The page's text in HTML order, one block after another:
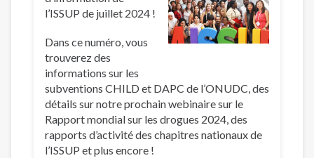
l’ISSUP de juillet 2024 !
Dans ce numéro, vous
trouverez des
informations sur les
subventions CHILD et DAPC de l’ONUDC, des
détails sur notre prochain webinaire sur le
Rapport mondial sur les drogues 2024, des
rapports d’activité des chapitres nationaux de
l’ISSUP et plus encore !